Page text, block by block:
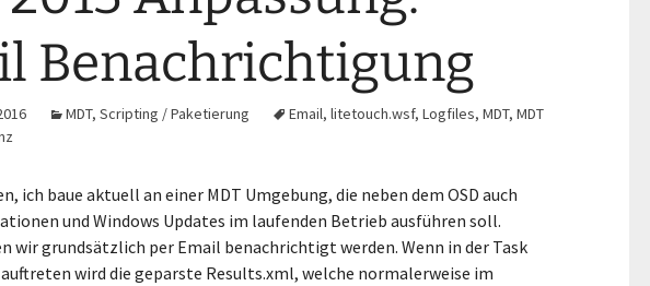
Benachrichtigung
MDT, Scripting / Paketierung Email, litetouch.wsf, Logfiles, MDT, MDT
ich baue aktuell an einer MDT Umgebung, die neben dem OSD auch
und Windows Updates im laufenden Betrieb ausführen soll.
wir grundsätzlich per Email benachrichtigt werden. Wenn in der Task
wird die geparste Results.xml, welche normalerweise im